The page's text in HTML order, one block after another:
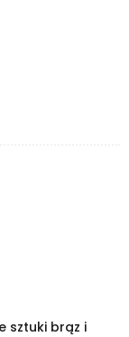
sztuki brąz i